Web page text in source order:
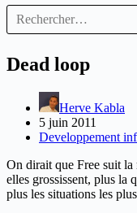
Dead loop
Herve Kabla
5 juin 2011
Developpement
On dirait que Free suit la
elles grossissent, plus la
plus les situations les